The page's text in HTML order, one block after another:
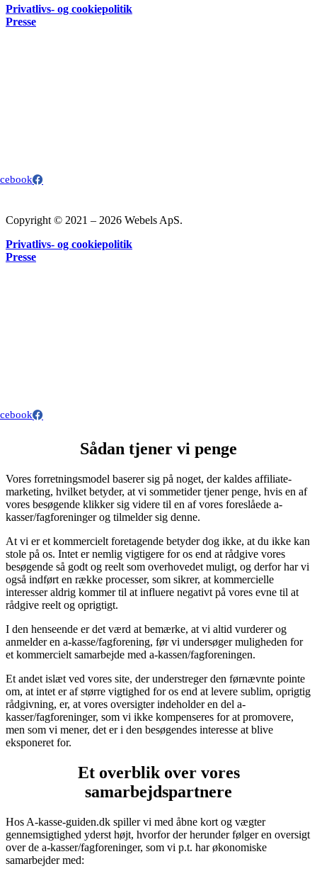
Privatlivs- og cookiepolitik
Presse
Copyright © 2021 – 2026 Webels ApS.
Privatlivs- og cookiepolitik
Presse
Sådan tjener vi penge
Vores forretningsmodel baserer sig på noget, der kaldes affiliate-
marketing, hvilket betyder, at vi sommetider tjener penge, hvis en af
vores besøgende klikker sig videre til en af vores foreslåede a-
kasser/fagforeninger og tilmelder sig denne.
At vi er et kommercielt foretagende betyder dog ikke, at du ikke kan
stole på os. Intet er nemlig vigtigere for os end at rådgive vores
besøgende så godt og reelt som overhovedet muligt, og derfor har vi
også indført en række processer, som sikrer, at kommercielle
interesser aldrig kommer til at influere negativt på vores evne til at
rådgive reelt og oprigtigt.
I den henseende er det værd at bemærke, at vi altid vurderer og
anmelder en a-kasse/fagforening, før vi undersøger muligheden for
et kommercielt samarbejde med a-kassen/fagforeningen.
Et andet islæt ved vores site, der understreger den førnævnte pointe
om, at intet er af større vigtighed for os end at levere sublim, oprigtig
rådgivning, er, at vores oversigter indeholder en del a-
kasser/fagforeninger, som vi ikke kompenseres for at promovere,
men som vi mener, det er i den besøgendes interesse at blive
eksponeret for.
Et overblik over vores
samarbejdspartnere
Hos A-kasse-guiden.dk spiller vi med åbne kort og vægter
gennemsigtighed yderst højt, hvorfor der herunder følger en oversigt
over de a-kasser/fagforeninger, som vi p.t. har økonomiske
samarbejder med: